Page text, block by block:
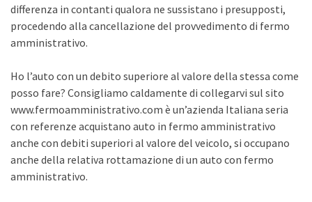
differenza in contanti qualora ne sussistano i presupposti,
procedendo alla cancellazione del provvedimento di fermo
amministrativo.
Ho l’auto con un debito superiore al valore della stessa come
posso fare? Consigliamo caldamente di collegarvi sul sito
www.fermoamministrativo.com è un’azienda Italiana seria
con referenze acquistano auto in fermo amministrativo
anche con debiti superiori al valore del veicolo, si occupano
anche della relativa rottamazione di un auto con fermo
amministrativo.